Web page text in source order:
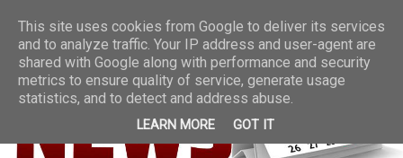
This site uses cookies from Google to deliver its services
and to analyze traffic. Your IP address and user-agent are
shared with Google along with performance and security
metrics to ensure quality of service, generate usage
statistics, and to detect and address abuse.
LEARN MORE GOT IT